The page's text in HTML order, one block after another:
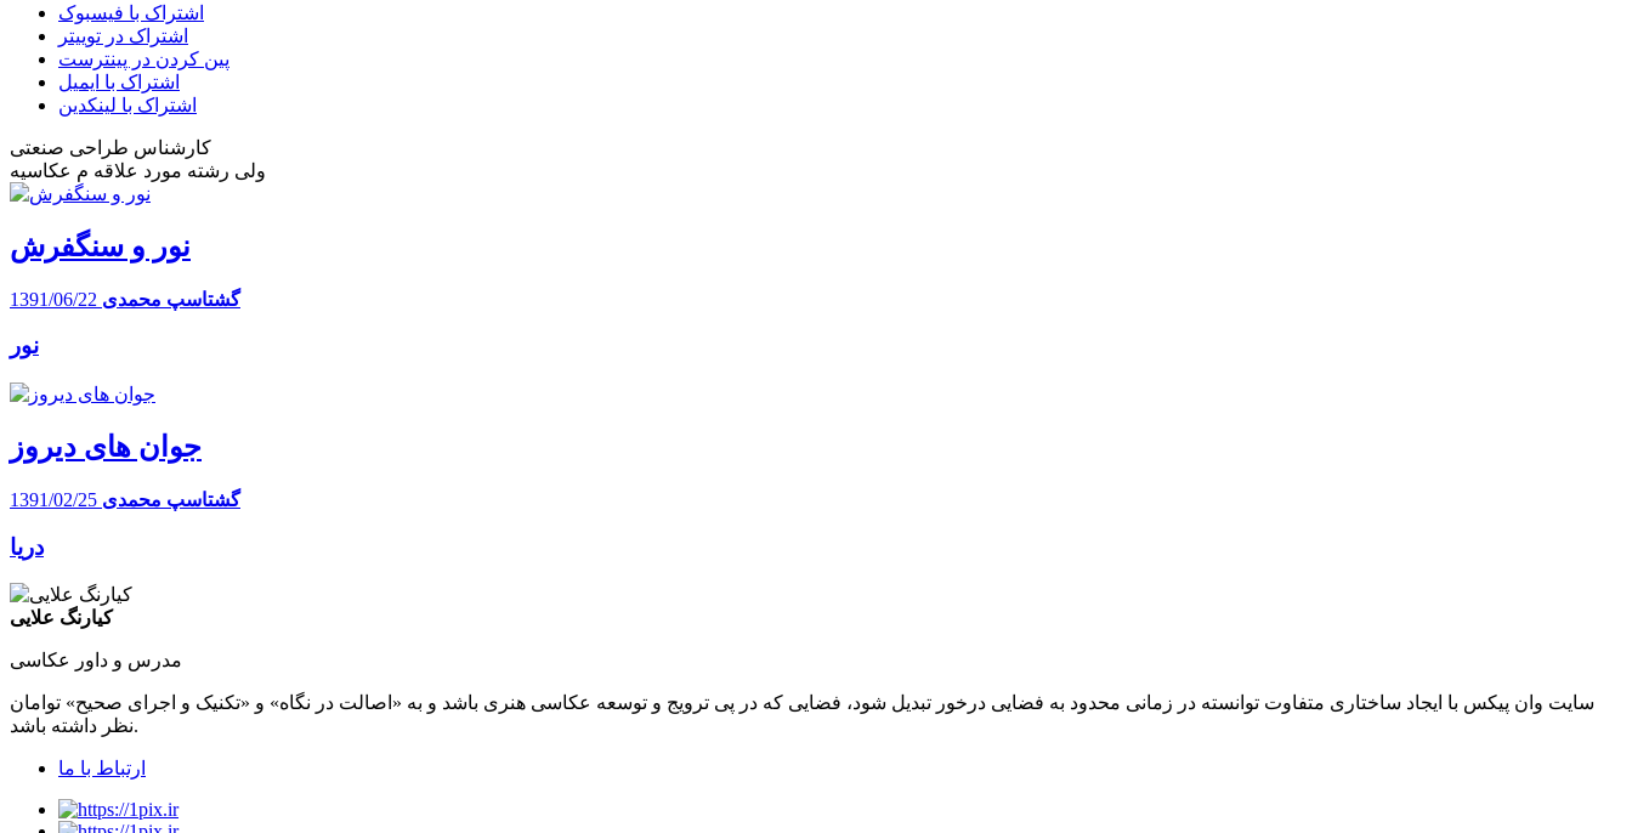
اشتراک با فیسبوک
اشتراک در توییتر
پین کردن در پینترست
اشتراک با ایمیل
اشتراک با لینکدین
کارشناس طراحی صنعتی
ولی رشته مورد علاقه م عکاسیه
نور و سنگفرش
گشتاسپ محمدی 1391/06/22
نور
جوان های دیروز
گشتاسپ محمدی 1391/02/25
دریا
کیارنگ علایی
مدرس و داور عکاسی
سایت وان پیکس با ایجاد ساختاری متفاوت توانسته در زمانی محدود به فضایی درخور تبدیل شود، فضایی که در پی ترویج و توسعه عکاسی هنری باشد و به «اصالت در نگاه» و «تکنیک و اجرای صحیح» توامان
نظر داشته باشد.
ارتباط با ما